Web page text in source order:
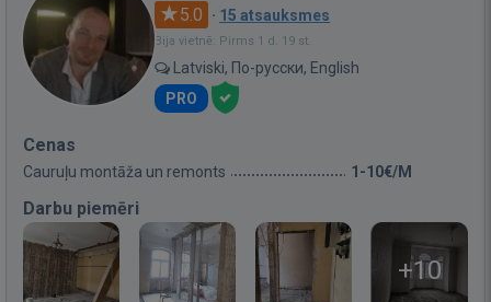
5.0 · 15 atsauksmes
Bija vietnē: Pirms 1 d. 19 st.
Latviski, По-русски, English
PRO
Cenas
Cauruļu montāža un remonts 1-10€/M
Darbu piemēri
+10